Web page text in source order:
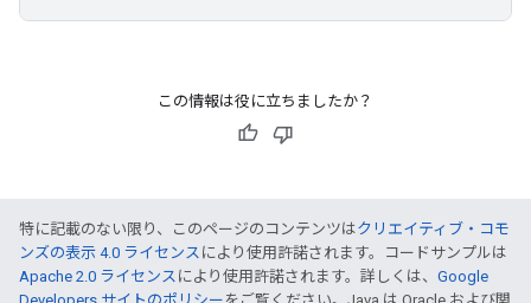
この情報は役に立ちましたか？
特に記載のない限り、このページのコンテンツはクリエイティブ・コモ
ンズの表示 4.0 ライセンス により使用許諾されます。コードサンプルは
Apache 2.0 ライセンス により使用許諾されます。詳しくは、 Google